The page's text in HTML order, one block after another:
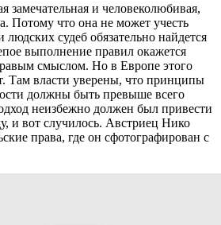
замечательная и человеколюбивая,
Потому что она не может учесть
людских судеб обязательно найдется
выполнение правил окажется
смыслом. Но в Европе этого
Там власти уверены, что принципы
должны быть превыше всего
неизбежно должен был привести
и вот случилось. Австриец Нико
права, где он сфотографирован с